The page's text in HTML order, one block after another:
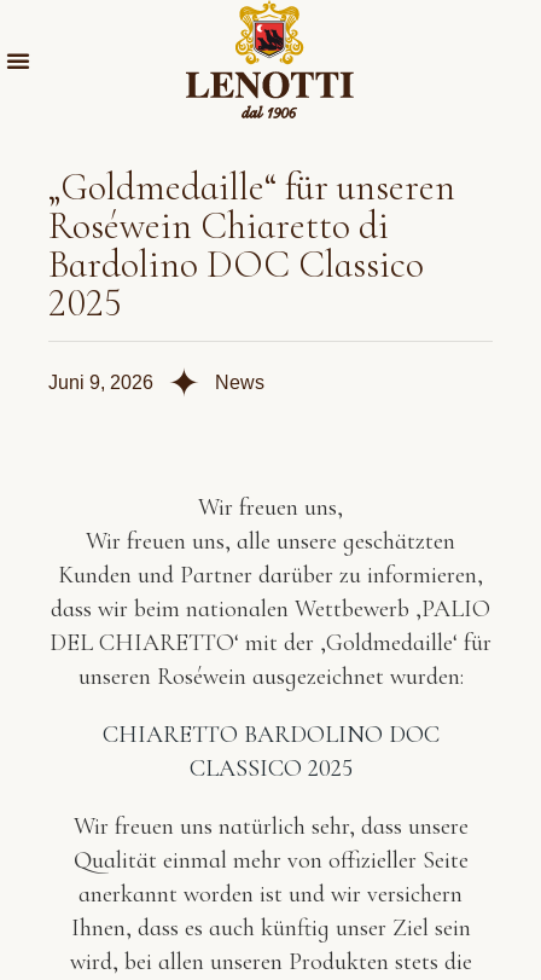
„Goldmedaille“ für unseren
Roséwein Chiaretto di
Bardolino DOC Classico
2025
Juni 9, 2026 ✦ News
Wir freuen uns,
Wir freuen uns, alle unsere geschätzten
Kunden und Partner darüber zu informieren,
dass wir beim nationalen Wettbewerb ‚PALIO
DEL CHIARETTO‘ mit der ‚Goldmedaille‘ für
unseren Roséwein ausgezeichnet wurden:
CHIARETTO BARDOLINO DOC
CLASSICO 2025
Wir freuen uns natürlich sehr, dass unsere
Qualität einmal mehr von offizieller Seite
anerkannt worden ist und wir versichern
Ihnen, dass es auch künftig unser Ziel sein
wird, bei allen unseren Produkten stets die